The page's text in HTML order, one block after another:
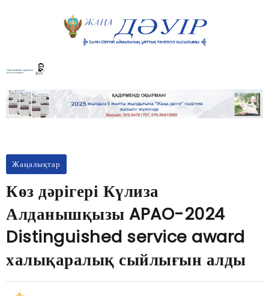
Жаңалықтар
Көз дәрігері Күлиза
Алданышқызы APAO-2024
Distinguished service award
халықаралық сыйлығын алды